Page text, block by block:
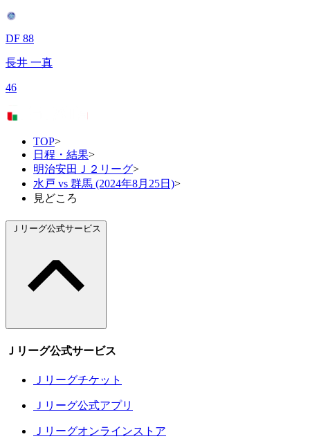
DF 88
長井 一真
46
TOP>
日程・結果>
明治安田Ｊ２リーグ>
水戸 vs 群馬 (2024年8月25日)>
見どころ
Ｊリーグ公式サービス
Ｊリーグ公式サービス
Ｊリーグチケット
Ｊリーグ公式アプリ
Ｊリーグオンラインストア